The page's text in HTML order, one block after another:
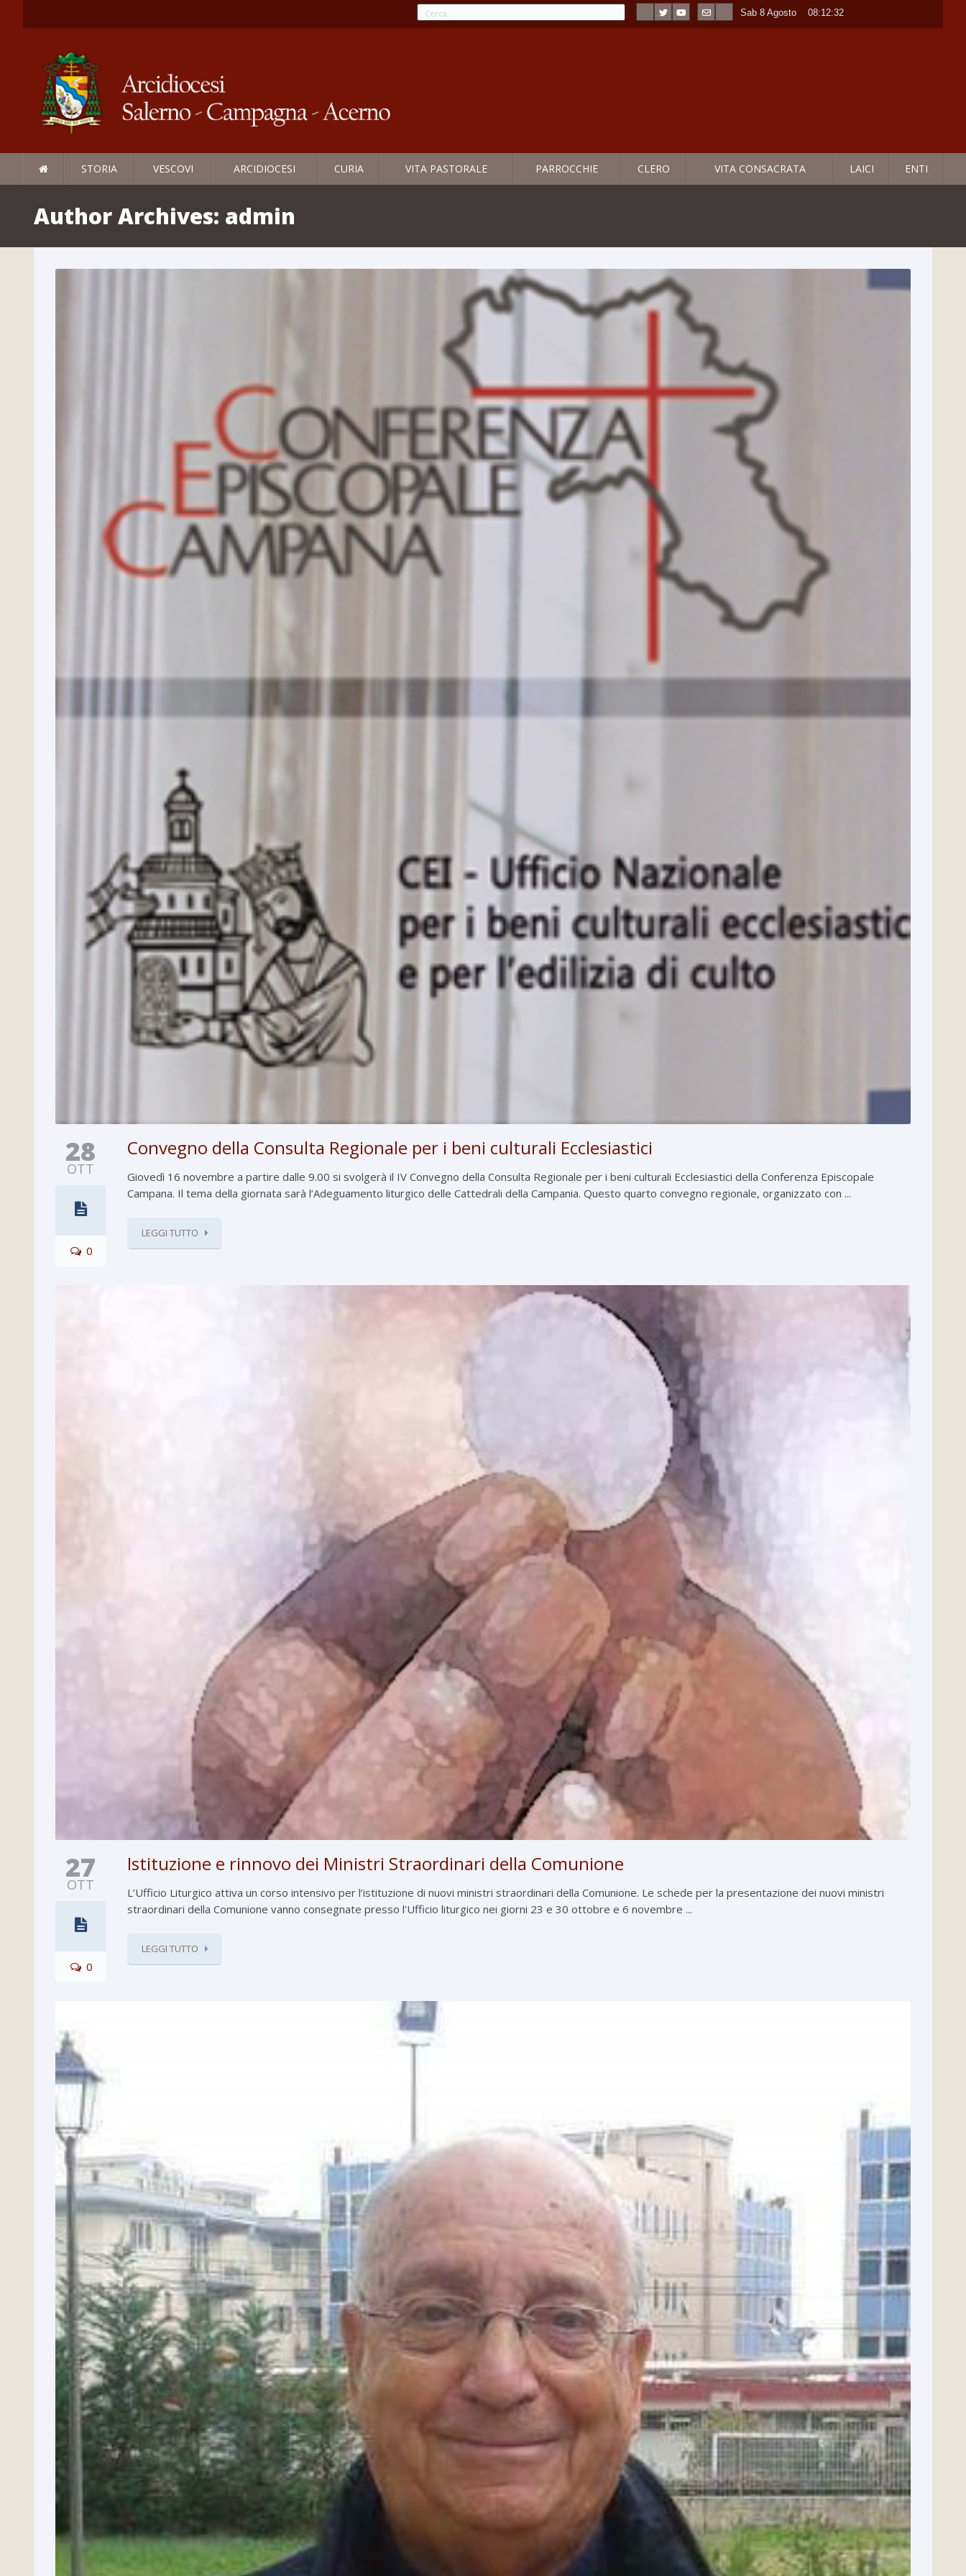
Sab 8 Agosto ----08:12:34
STORIA VESCOVI ARCIDIOCESI CURIA VITA PASTORALE PARROCCHIE CLERO VITA CONSACRATA LAICI ENTI
Author Archives: admin
28
OTT
0
Convegno della Consulta Regionale per i beni culturali Ecclesiastici
Giovedì 16 novembre a partire dalle 9.00 si svolgerà il IV Convegno della Consulta Regionale per i beni culturali Ecclesiastici della Conferenza Episcopale
Campana. Il tema della giornata sarà l’Adeguamento liturgico delle Cattedrali della Campania. Questo quarto convegno regionale, organizzato con ...
LEGGI TUTTO
27
OTT
0
Istituzione e rinnovo dei Ministri Straordinari della Comunione
L’Ufficio Liturgico attiva un corso intensivo per l’istituzione di nuovi ministri straordinari della Comunione. Le schede per la presentazione dei nuovi ministri
straordinari della Comunione vanno consegnate presso l'Ufficio liturgico nei giorni 23 e 30 ottobre e 6 novembre ...
LEGGI TUTTO